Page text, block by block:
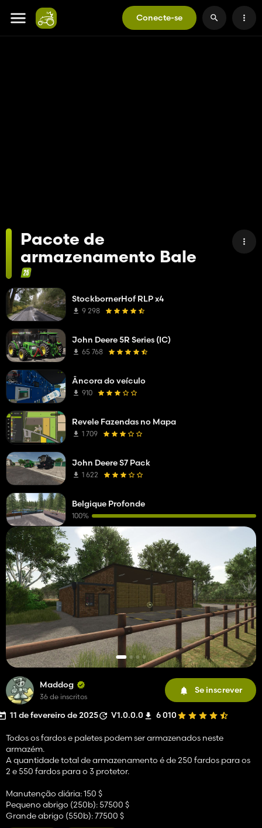
Conecte-se
Pacote de
armazenamento Bale
Maddog
36 de inscritos
Se inscrever
11 de fevereiro de 2025 V1.0.0.0 6 010
Todos os fardos e paletes podem ser armazenados neste
armazém.
A quantidade total de armazenamento é de 250 fardos para os
2 e 550 fardos para o 3 protetor.
Manutenção diária: 150 $
Pequeno abrigo (250b): 57500 $
Grande abrigo (550b): 77500 $
StockbornerHof RLP x4
9 298
John Deere 5R Series (IC)
65 768
Âncora do veículo
910
Revele Fazendas no Mapa
1 709
John Deere S7 Pack
1 622
Belgique Profonde
100%